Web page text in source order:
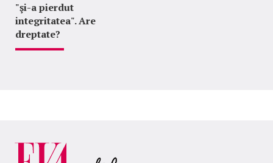
"şi-a pierdut
integritatea". Are
dreptate?